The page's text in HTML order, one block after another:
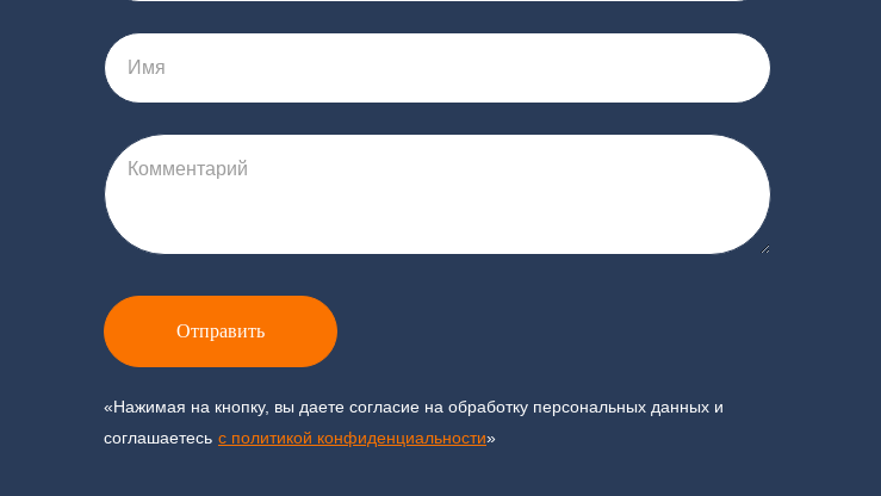
Имя
Комментарий
Отправить
«Нажимая на кнопку, вы даете согласие на обработку персональных данных и
соглашаетесь c политикой конфиденциальности»